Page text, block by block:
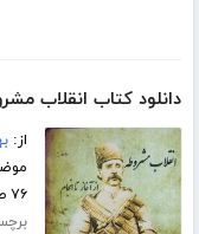
دانلود کتاب انقلاب
از:
۷۶ صفحه